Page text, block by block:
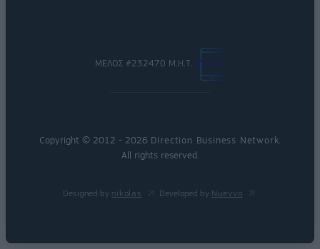
ΜΕΛΟΣ #232470 Μ.Η.Τ.
Copyright © 2012 - 2026 Direction Business Network
All rights reserved.
Designed by nikolas Developed by Nuevvo